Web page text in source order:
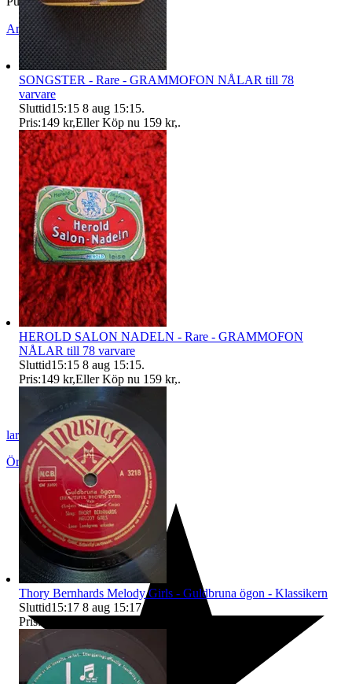
Anmäl Sälj liknande
larosa
Örebro
Sverige
SONGSTER - Rare - GRAMMOFON NÅLAR till 78
varvare
Sluttid15:15 8 aug 15:15.
Pris:149 kr,Eller Köp nu 159 kr,.
HEROLD SALON NADELN - Rare - GRAMMOFON
NÅLAR till 78 varvare
Sluttid15:15 8 aug 15:15.
Pris:149 kr,Eller Köp nu 159 kr,.
Thory Bernhards Melody Girls - Guldbruna ögon - Klassikern
Sluttid15:17 8 aug 15:17.
Pris: